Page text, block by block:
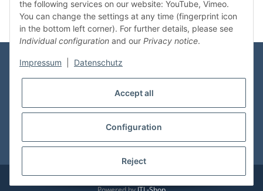
Shop Service
* All prices incl. VAT, plusshipping fees
© vdmedien24.de Visitor counter: 10737647
the following services on our website: YouTube, Vimeo.
You can change the settings at any time (fingerprint icon
in the bottom left corner). For further details, please see
Individual configuration and our Privacy notice.
Impressum Datenschutz
Accept all
Configuration
Reject